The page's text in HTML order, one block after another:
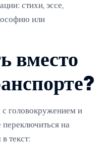
стихи, эссе,
или
вместо
с головокружением и
переключиться на
текст: